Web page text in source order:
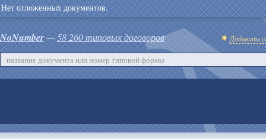
Нет отложенных документов.
NoNumber—58 260 типовых договоров Добавить